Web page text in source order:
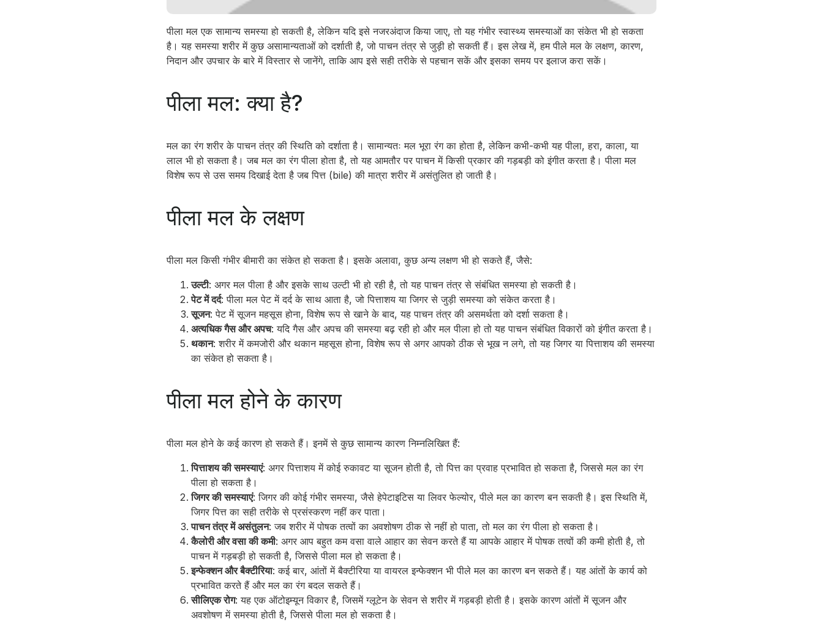
पीला मल एक सामान्य समस्या हो सकती है, लेकिन यदि इसे नजरअंदाज किया जाए, तो यह गंभीर स्वास्थ्य समस्याओं का संकेत भी हो सकता
है। यह समस्या शरीर में कुछ असामान्यताओं को दर्शाती है, जो पाचन तंत्र से जुड़ी हो सकती हैं। इस लेख में, हम पीले मल के लक्षण, कारण,
निदान और उपचार के बारे में विस्तार से जानेंगे, ताकि आप इसे सही तरीके से पहचान सकें और इसका समय पर इलाज करा सकें।
पीला मल: क्या है?
मल का रंग शरीर के पाचन तंत्र की स्थिति को दर्शाता है। सामान्यतः मल भूरा रंग का होता है, लेकिन कभी-कभी यह पीला, हरा, काला, या
लाल भी हो सकता है। जब मल का रंग पीला होता है, तो यह आमतौर पर पाचन में किसी प्रकार की गड़बड़ी को इंगीत करता है। पीला मल
विशेष रूप से उस समय दिखाई देता है जब पित्त (bile) की मात्रा शरीर में असंतुलित हो जाती है।
पीला मल के लक्षण
पीला मल किसी गंभीर बीमारी का संकेत हो सकता है। इसके अलावा, कुछ अन्य लक्षण भी हो सकते हैं, जैसे:
उल्टी: अगर मल पीला है और इसके साथ उल्टी भी हो रही है, तो यह पाचन तंत्र से संबंधित समस्या हो सकती है।
पेट में दर्द: पीला मल पेट में दर्द के साथ आता है, जो पित्ताशय या जिगर से जुड़ी समस्या को संकेत करता है।
सूजन: पेट में सूजन महसूस होना, विशेष रूप से खाने के बाद, यह पाचन तंत्र की असमर्थता को दर्शा सकता है।
अत्यधिक गैस और अपच: यदि गैस और अपच की समस्या बढ़ रही हो और मल पीला हो तो यह पाचन संबंधित विकारों को इंगीत करता है।
थकान: शरीर में कमजोरी और थकान महसूस होना, विशेष रूप से अगर आपको ठीक से भूख न लगे, तो यह जिगर या पित्ताशय की समस्या
का संकेत हो सकता है।
पीला मल होने के कारण
पीला मल होने के कई कारण हो सकते हैं। इनमें से कुछ सामान्य कारण निम्नलिखित हैं:
पित्ताशय की समस्याएं: अगर पित्ताशय में कोई रुकावट या सूजन होती है, तो पित्त का प्रवाह प्रभावित हो सकता है, जिससे मल का रंग
पीला हो सकता है।
जिगर की समस्याएं: जिगर की कोई गंभीर समस्या, जैसे हेपेटाइटिस या लिवर फेल्योर, पीले मल का कारण बन सकती है। इस स्थिति में,
जिगर पित्त का सही तरीके से प्रसंस्करण नहीं कर पाता।
पाचन तंत्र में असंतुलन: जब शरीर में पोषक तत्वों का अवशोषण ठीक से नहीं हो पाता, तो मल का रंग पीला हो सकता है।
कैलोरी और वसा की कमी: अगर आप बहुत कम वसा वाले आहार का सेवन करते हैं या आपके आहार में पोषक तत्वों की कमी होती है, तो
पाचन में गड़बड़ी हो सकती है, जिससे पीला मल हो सकता है।
इन्फेक्शन और बैक्टीरिया: कई बार, आंतों में बैक्टीरिया या वायरल इन्फेक्शन भी पीले मल का कारण बन सकते हैं। यह आंतों के कार्य को
प्रभावित करते हैं और मल का रंग बदल सकते हैं।
सीलिएक रोग: यह एक ऑटोइम्यून विकार है, जिसमें ग्लूटेन के सेवन से शरीर में गड़बड़ी होती है। इसके कारण आंतों में सूजन और
अवशोषण में समस्या होती है, जिससे पीला मल हो सकता है।